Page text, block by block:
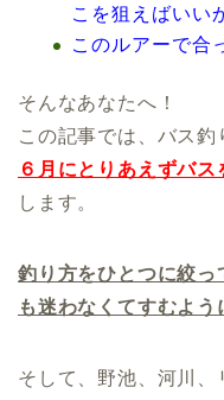
こを狙えばいい
このルアーで合
そんなあなたへ！
この記事では、バス釣
６月にとりあえずバ
します。
釣り方をひとつに絞っ
も迷わなくてすむよう
そして、野池、河川、